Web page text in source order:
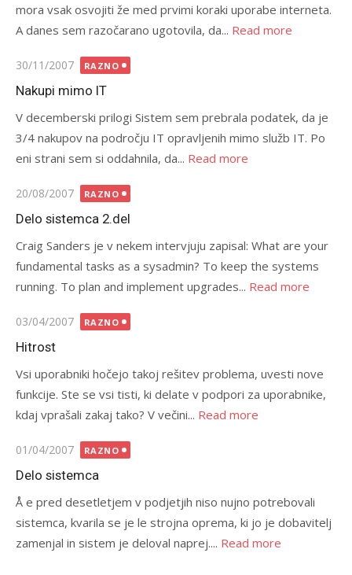
mora vsak osvojiti že med prvimi koraki uporabe interneta.
A danes sem razočarano ugotovila, da... Read more
Posted
on
30/11/2007 RAZNO
Nakupi mimo IT
V decemberski prilogi Sistem sem prebrala podatek, da je
3/4 nakupov na področju IT opravljenih mimo služb IT. Po
eni strani sem si oddahnila, da... Read more
Posted
on
20/08/2007 RAZNO
Delo sistemca 2.del
Craig Sanders je v nekem intervjuju zapisal: What are your
fundamental tasks as a sysadmin? To keep the systems
running. To plan and implement upgrades... Read more
Posted
on
03/04/2007 RAZNO
Hitrost
Vsi uporabniki hočejo takoj rešitev problema, uvesti nove
funkcije. Ste se vsi tisti, ki delate v podpori za uporabnike,
kdaj vprašali zakaj tako? V večini... Read more
Posted
on
01/04/2007 RAZNO
Delo sistemca
Å e pred desetletjem v podjetjih niso nujno potrebovali
sistemca, kvarila se je le strojna oprema, ki jo je dobavitelj
zamenjal in sistem je deloval naprej.... Read more